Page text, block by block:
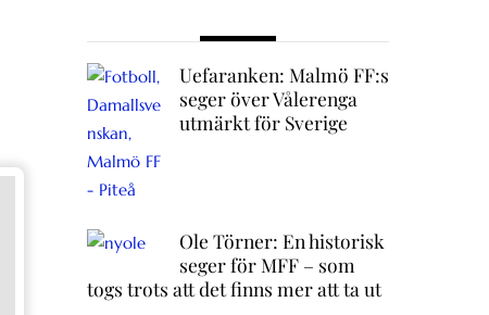
Uefaranken: Malmö FF:s
seger över Vålerenga
utmärkt för Sverige
Ole Törner: En historisk
seger för MFF – som
togs trots att det finns mer att ta ut